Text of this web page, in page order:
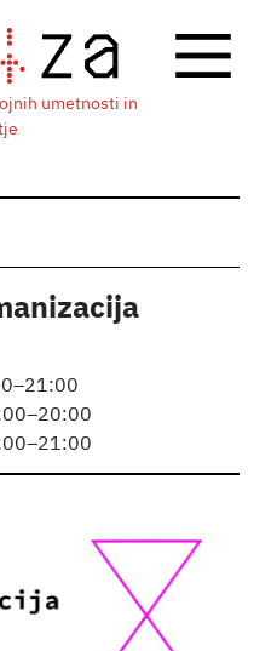
umetnosti in